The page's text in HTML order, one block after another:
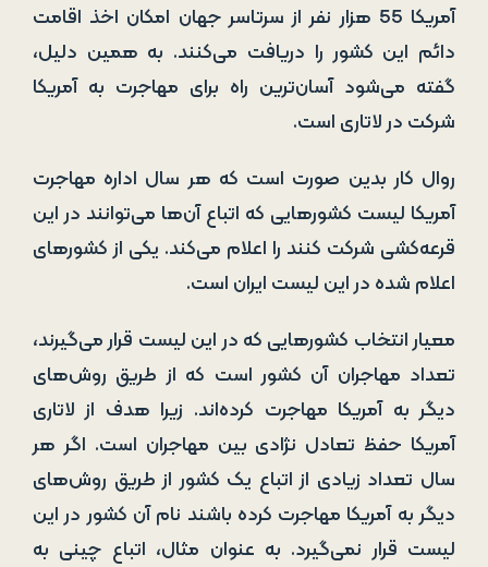
آمریکا 55 هزار نفر از سرتاسر جهان امکان اخذ اقامت
دائم این کشور را دریافت می‌کنند. به همین دلیل،
گفته می‌شود آسان‌ترین راه برای مهاجرت به آمریکا
شرکت در لاتاری است.
روال کار بدین صورت است که هر سال اداره مهاجرت
آمریکا لیست کشورهایی که اتباع آن‌ها می‌توانند در این
قرعه‌کشی شرکت کنند را اعلام می‌کند. یکی از کشورهای
اعلام شده در این لیست ایران است.
معیار انتخاب کشورهایی که در این لیست قرار می‌گیرند،
تعداد مهاجران آن کشور است که از طریق روش‌های
دیگر به آمریکا مهاجرت کرده‌اند. زیرا هدف از لاتاری
آمریکا حفظ تعادل نژادی بین مهاجران است. اگر هر
سال تعداد زیادی از اتباع یک کشور از طریق روش‌های
دیگر به آمریکا مهاجرت کرده باشند نام آن کشور در این
لیست قرار نمی‌گیرد. به عنوان مثال، اتباع چینی به